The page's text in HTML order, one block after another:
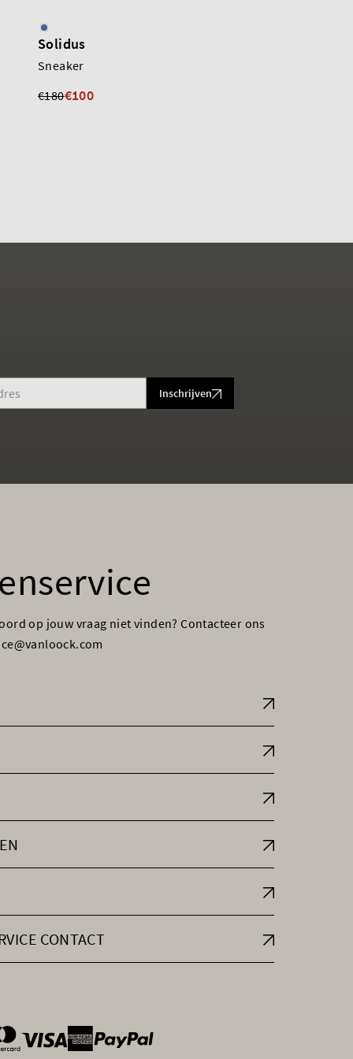
Solidus
Sneaker
€180€100
Inschrijven
op jouw vraag niet vinden? Contacteer ons
CONTACT